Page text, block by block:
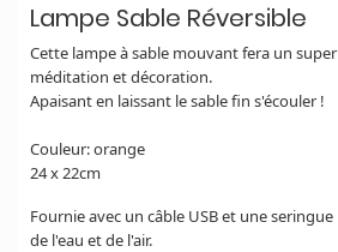
Lampe Sable Réversible
Cette lampe à sable mouvant fera un
méditation et décoration.
Apaisant en laissant le sable fin s'écouler !
Couleur: orange
24 x 22cm
Fournie avec un câble USB et une
de l'eau et de l'air.